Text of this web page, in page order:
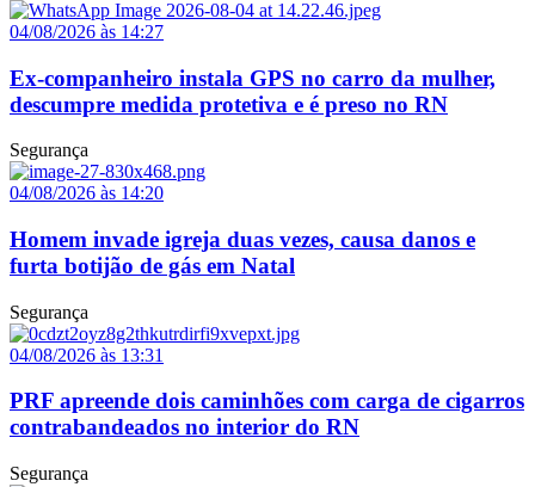
04/08/2026 às 14:27
Ex-companheiro instala GPS no carro da mulher,
descumpre medida protetiva e é preso no RN
Segurança
04/08/2026 às 14:20
Homem invade igreja duas vezes, causa danos e
furta botijão de gás em Natal
Segurança
04/08/2026 às 13:31
PRF apreende dois caminhões com carga de cigarros
contrabandeados no interior do RN
Segurança